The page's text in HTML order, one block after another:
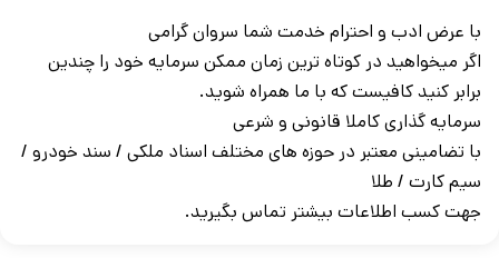
با عرض ادب و احترام خدمت شما سروان گرامی
اگر میخواهید در کوتاه ترین زمان ممکن سرمایه خود را چندین
برابر کنید کافیست که با ما همراه شوید.
سرمایه گذاری کاملا قانونی و شرعی
با تضامینی معتبر در حوزه های مختلف اسناد ملکی / سند خودرو /
سیم کارت / طلا
جهت کسب اطلاعات بیشتر تماس بگیرید.